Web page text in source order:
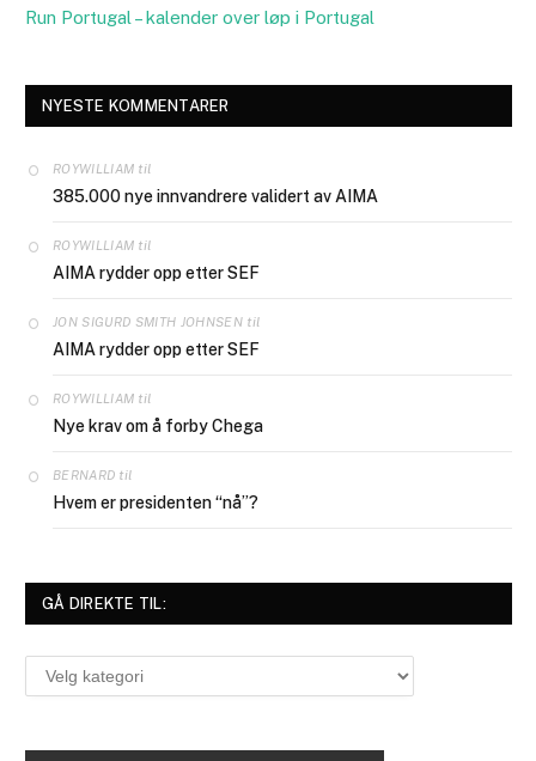
Run Portugal – kalender over løp i Portugal
NYESTE KOMMENTARER
ROYWILLIAM til
385.000 nye innvandrere validert av AIMA
ROYWILLIAM til
AIMA rydder opp etter SEF
JON SIGURD SMITH JOHNSENtil
AIMA rydder opp etter SEF
ROYWILLIAM til
Nye krav om å forby Chega
BERNARD til
Hvem er presidenten “nå”?
GÅ DIREKTE TIL:
direkte